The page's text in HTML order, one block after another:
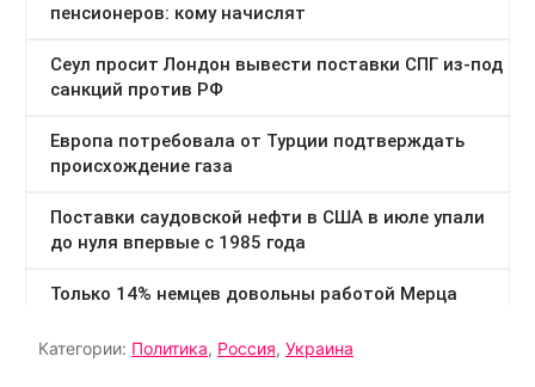
Категории: Политика, Россия, Украина